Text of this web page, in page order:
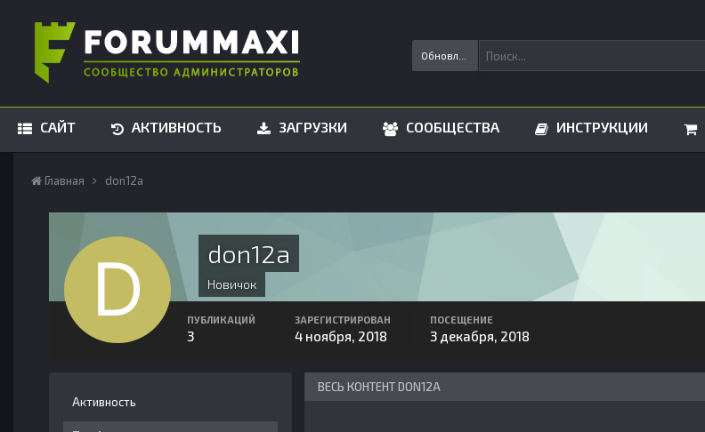
САЙТ АКТИВНОСТЬ ЗАГРУЗКИ СООБЩЕСТВА ИНСТРУКЦИИ
Главная don12a
don12a
Новичок
ПУБЛИКАЦИЙ
3
ЗАРЕГИСТРИРОВАН
4 ноября, 2018
ПОСЕЩЕНИЕ
3 декабря, 2018
Активность
ВЕСЬ КОНТЕНТ DON12A